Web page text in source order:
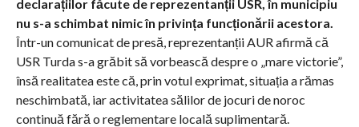
declarațiilor făcute de reprezentanții USR, în municipiu
nu s-a schimbat nimic în privința funcționării acestora.
Într-un comunicat de presă, reprezentanții AUR afirmă că
USR Turda s-a grăbit să vorbească despre o „mare victorie”,
însă realitatea este că, prin votul exprimat, situația a rămas
neschimbată, iar activitatea sălilor de jocuri de noroc
continuă fără o reglementare locală suplimentară.